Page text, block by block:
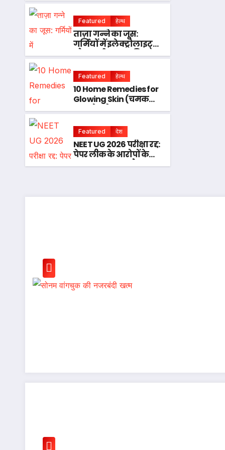
कहते हैं वास्तु नियम
Featured हेल्थ
ताज़ा गन्ने का जूस:
गर्मियों में इलेक्ट्रोलाइट्स
और ऊर्जा का प्राकृतिक
Featured हेल्थ
10 Home Remedies for
Glowing Skin (चमकती
त्वचा के घरेलू उपाय)
Featured देश
NEET UG 2026 परीक्षा रद्द:
पेपर लीक के आरोपों के
बाद NTA का बड़ा फैसला,